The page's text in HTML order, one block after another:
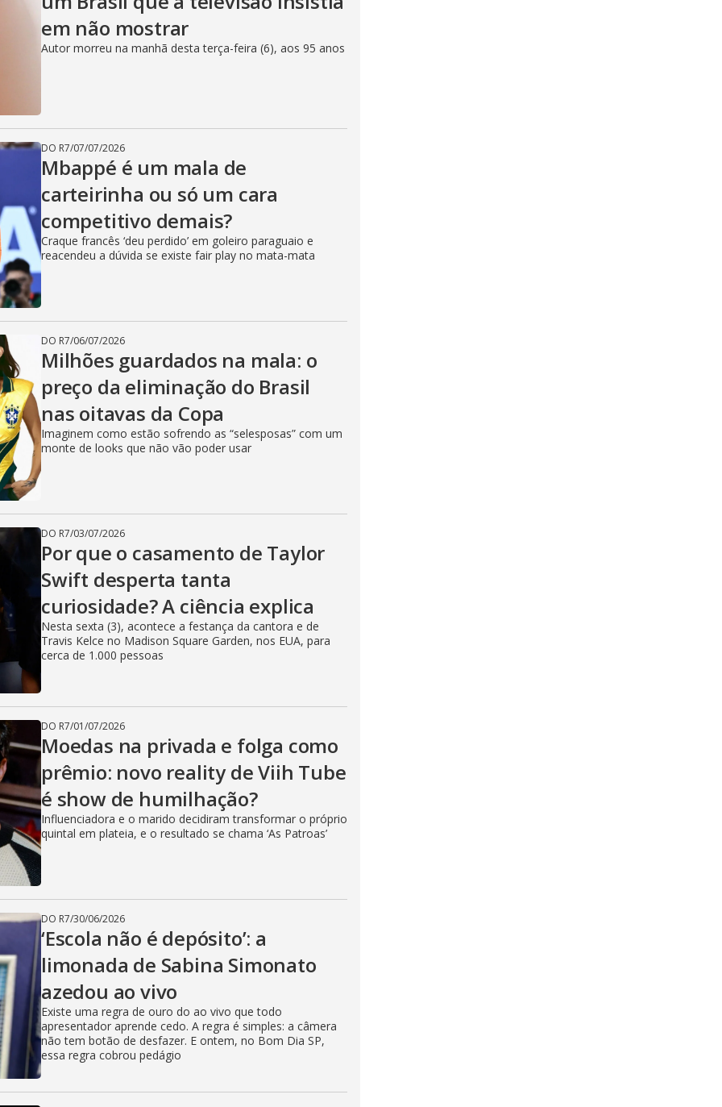
em não mostrar
Autor morreu na manhã desta terça-feira (6), aos 95 anos
DO R7/07/07/2026
Mbappé é um mala de
carteirinha ou só um cara
competitivo demais?
Craque francês ‘deu perdido’ em goleiro paraguaio e
reacendeu a dúvida se existe fair play no mata-mata
DO R7/06/07/2026
Milhões guardados na mala: o
preço da eliminação do Brasil
nas oitavas da Copa
Imaginem como estão sofrendo as “selesposas” com um
monte de looks que não vão poder usar
DO R7/03/07/2026
Por que o casamento de Taylor
Swift desperta tanta
curiosidade? A ciência explica
Nesta sexta (3), acontece a festança da cantora e de
Travis Kelce no Madison Square Garden, nos EUA, para
cerca de 1.000 pessoas
DO R7/01/07/2026
Moedas na privada e folga como
prêmio: novo reality de Viih Tube
é show de humilhação?
Influenciadora e o marido decidiram transformar o próprio
quintal em plateia, e o resultado se chama ‘As Patroas’
DO R7/30/06/2026
‘Escola não é depósito’: a
limonada de Sabina Simonato
azedou ao vivo
Existe uma regra de ouro do ao vivo que todo
apresentador aprende cedo. A regra é simples: a câmera
não tem botão de desfazer. E ontem, no Bom Dia SP,
essa regra cobrou pedágio